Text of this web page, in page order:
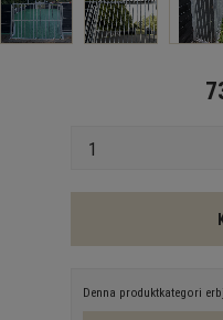
Denna produktkategori